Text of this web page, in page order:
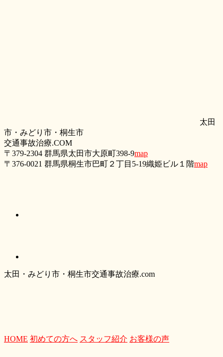
太田
市・みどり市・桐生市
交通事故治療.COM
〒379-2304 群馬県太田市大原町398-9map
〒376-0021 群馬県桐生市巴町２丁目5‐19織姫ビル１階map
太田・ みどり 市・ 桐生市交通事故治療.com
HOME 初めての方へ スタッフ紹介 お客様の声